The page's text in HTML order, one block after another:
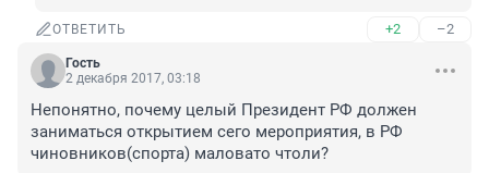
ОТВЕТИТЬ +2 –2
Гость
2 декабря 2017, 03:18
Непонятно, почему целый Президент РФ должен
заниматься открытием сего мероприятия, в РФ
чиновников(спорта) маловато чтоли?